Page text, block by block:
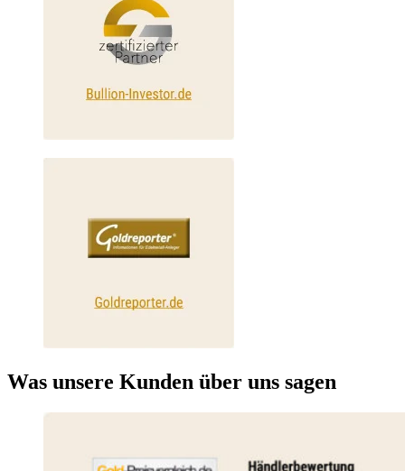
Was unsere Kunden über uns sagen